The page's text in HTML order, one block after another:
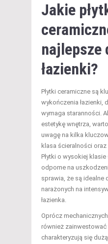
Jakie
najlepsze
łazienki?
Płytki ceramiczne są
wykończenia łazienki,
wymaga staranności.
estetykę wnętrza,
uwagę na kilka
klasa ścieralności
Płytki o wysokiej
odporne na
sprawia, że są idealne
narażonych na
łazienka.
Oprócz
również zainwestować
charakteryzują się